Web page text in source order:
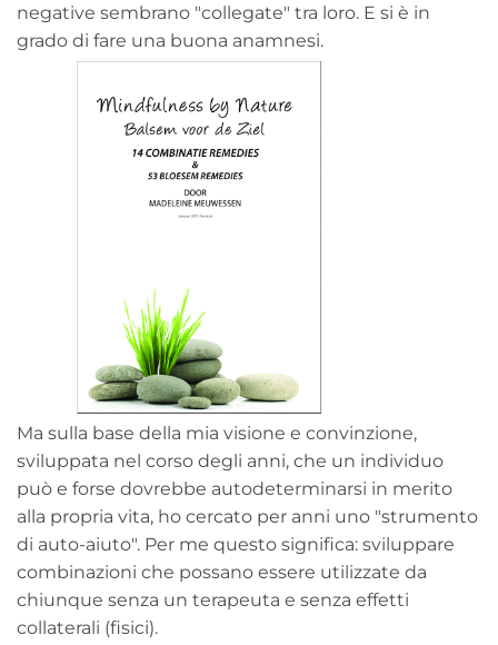
negative sembrano "collegate" tra loro. E si è in
grado di fare una buona anamnesi.
Ma sulla base della mia visione e convinzione,
sviluppata nel corso degli anni, che un individuo
può e forse dovrebbe autodeterminarsi in merito
alla propria vita, ho cercato per anni uno "strumento
di auto-aiuto". Per me questo significa: sviluppare
combinazioni che possano essere utilizzate da
chiunque senza un terapeuta e senza effetti
collaterali (fisici).